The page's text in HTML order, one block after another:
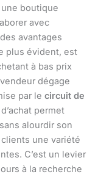
boutique
avec
avantages
plus évident, est
à bas prix
dégage
par le circuit de
permet
sans alourdir son
une variété
C’est un levier
à la recherche